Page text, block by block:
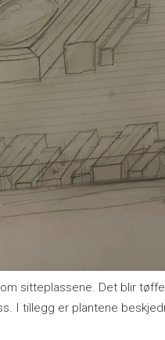
sitteplassene. Det blir
I tillegg er plantene